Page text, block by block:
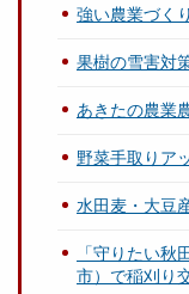
強い農業づく
果樹の雪害対
あきたの農業
野菜手取りア
水田麦・大豆
「守りたい秋
市）で稲刈り